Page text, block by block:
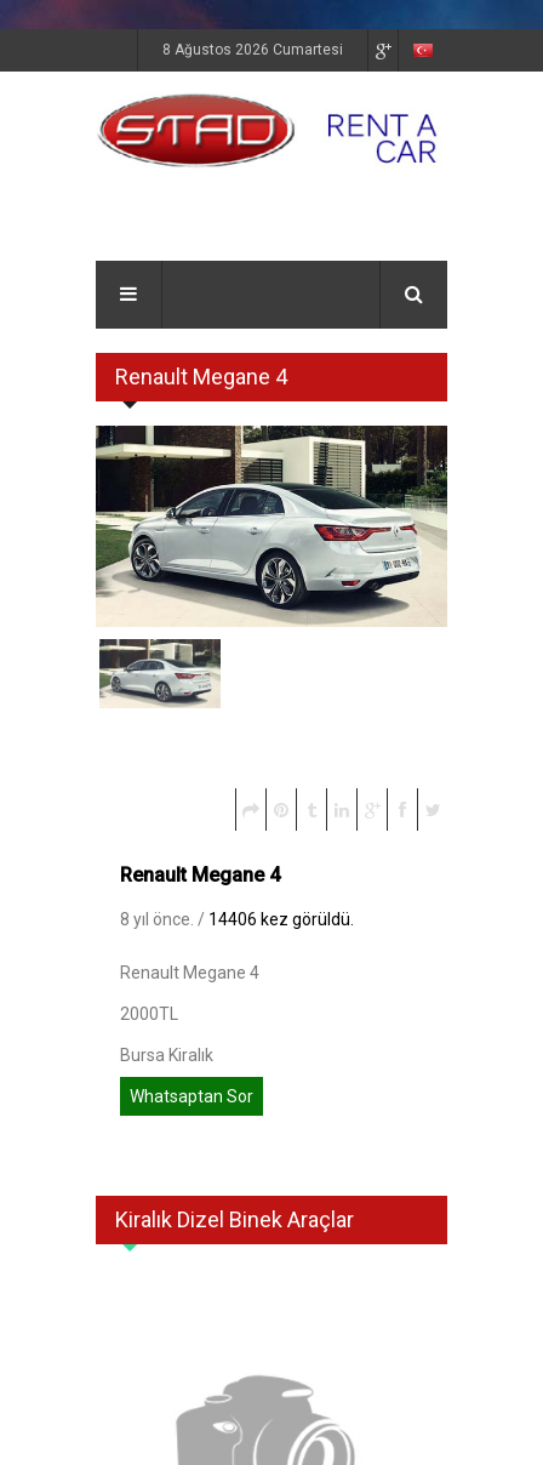
8 Ağustos 2026 Cumartesi
Renault Megane 4
Renault Megane 4
8 yıl önce. / 14406 kez görüldü.
Renault Megane 4
2000TL
Bursa Kiralık
Whatsaptan Sor
Kiralık Dizel Binek Araçlar